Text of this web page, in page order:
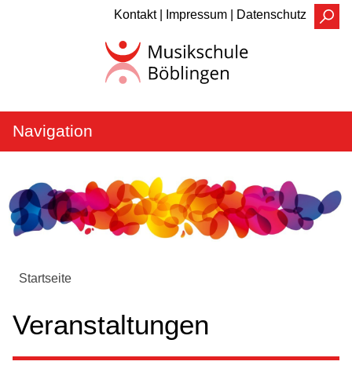
Kontakt | Impressum | Datenschutz
Navigation
Unser Team
Kontakt
Elternbeirat
Startseite
Veranstaltungen